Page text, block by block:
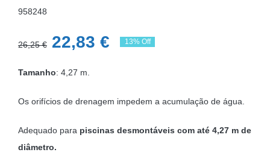
958248
26,25€ O
original
era:
22,83 €O
é:
13% Off
Tamanho: 4,27 m.
Os orifícios de drenagem impedem a acumulação de água.
Adequado para piscinas desmontáveis com até 4,27 m de
diâmetro.